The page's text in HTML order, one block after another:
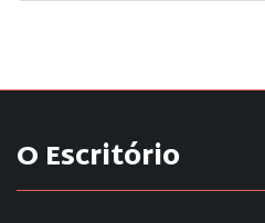
O Escritório